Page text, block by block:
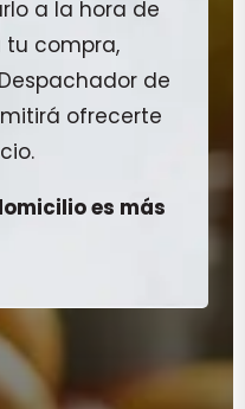
a la hora de
tu compra,
de
ofrecerte
es más